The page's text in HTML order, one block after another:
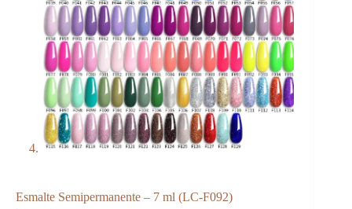
Esmalte Semipermanente – 7 ml (LC-F092)